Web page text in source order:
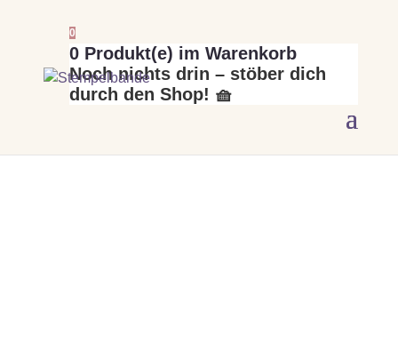
0
0 Produkt(e) im Warenkorb
Noch nichts drin – stöber dich
durch den Shop! 🧺